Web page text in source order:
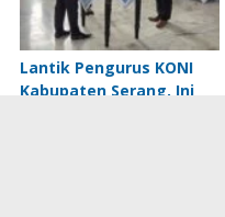
Lantik Pengurus KONI
Kabupaten Serang, Ini